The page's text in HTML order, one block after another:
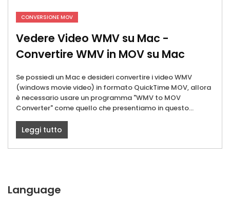
CONVERSIONE MOV
Vedere Video WMV su Mac -
Convertire WMV in MOV su Mac
Se possiedi un Mac e desideri convertire i video WMV
(windows movie video) in formato QuickTime MOV, allora
è necessario usare un programma "WMV to MOV
Converter" come quello che presentiamo in questo...
Leggi tutto
Language